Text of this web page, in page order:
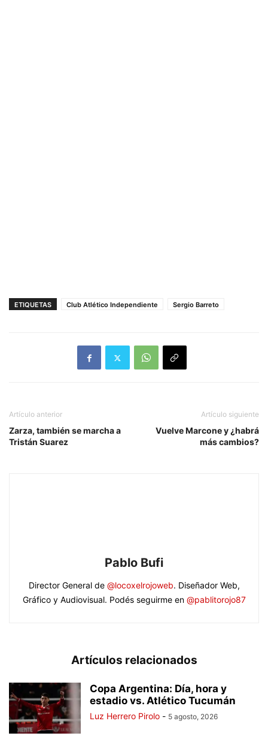
ETIQUETAS Club Atlético Independiente Sergio Barreto
Artículo anterior
Zarza, también se marcha a
Tristán Suarez
Artículo siguiente
Vuelve Marcone y ¿habrá
más cambios?
Pablo Bufi
Director General de @locoxelrojoweb. Diseñador Web,
Gráfico y Audiovisual. Podés seguirme en @pablitorojo87
Artículos relacionados
Copa Argentina: Día, hora y
estadio vs. Atlético Tucumán
Luz Herrero Pirolo - 5 agosto, 2026